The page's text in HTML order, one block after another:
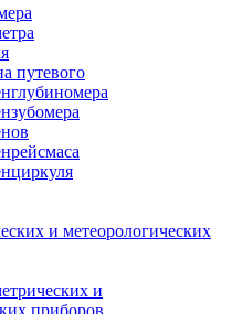
путевого
и метеорологических
и
приборов